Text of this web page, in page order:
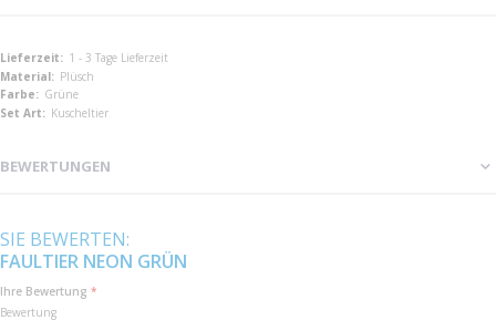
Mehr
Informationen
1 - 3 Tage Lieferzeit
Plüsch
Grüne
Kuscheltier
BEWERTUNGEN
SIE BEWERTEN:
FAULTIER NEON GRÜN
Ihre Bewertung
Bewertung